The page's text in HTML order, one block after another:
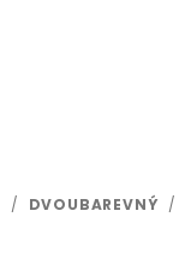
/ DVOUBAREVNÝ /